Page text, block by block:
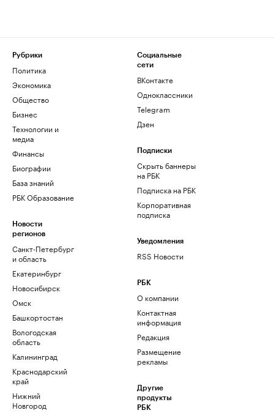
Рубрики
Политика
Экономика
Общество
Бизнес
Технологии и
медиа
Финансы
Биографии
База знаний
РБК Образование
Новости
регионов
Санкт-Петербург
и область
Екатеринбург
Новосибирск
Омск
Башкортостан
Вологодская
область
Калининград
Краснодарский
край
Нижний
Новгород
Социальные
сети
ВКонтакте
Одноклассники
Telegram
Дзен
Подписки
Скрыть баннеры
на РБК
Подписка на РБК
Корпоративная
подписка
Уведомления
RSS Новости
РБК
О компании
Контактная
информация
Редакция
Размещение
рекламы
Другие
продукты
РБК